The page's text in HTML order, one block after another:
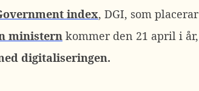
index, DGI, som placerar
ministern kommer den 21 april i år,
digitaliseringen.